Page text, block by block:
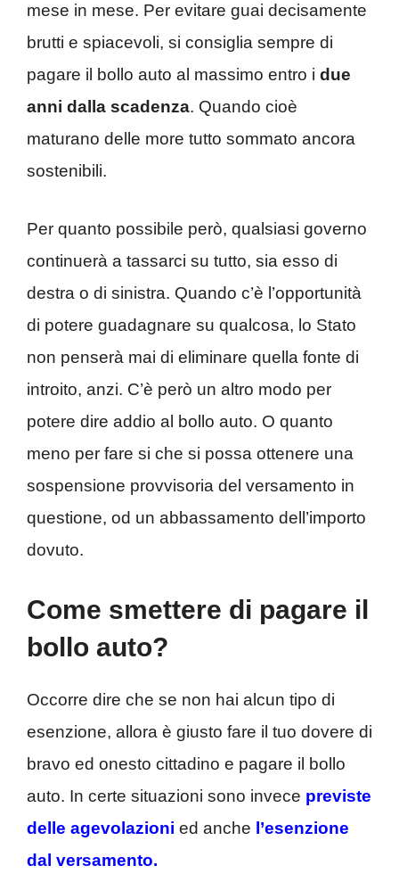
mese in mese. Per evitare guai decisamente
brutti e spiacevoli, si consiglia sempre di
pagare il bollo auto al massimo entro i due
anni dalla scadenza. Quando cioè
maturano delle more tutto sommato ancora
sostenibili.
Per quanto possibile però, qualsiasi governo
continuerà a tassarci su tutto, sia esso di
destra o di sinistra. Quando c’è l’opportunità
di potere guadagnare su qualcosa, lo Stato
non penserà mai di eliminare quella fonte di
introito, anzi. C’è però un altro modo per
potere dire addio al bollo auto. O quanto
meno per fare si che si possa ottenere una
sospensione provvisoria del versamento in
questione, od un abbassamento dell’importo
dovuto.
Come smettere di pagare il
bollo auto?
Occorre dire che se non hai alcun tipo di
esenzione, allora è giusto fare il tuo dovere di
bravo ed onesto cittadino e pagare il bollo
auto. In certe situazioni sono invece previste
delle agevolazioni ed anche l’esenzione
dal versamento.